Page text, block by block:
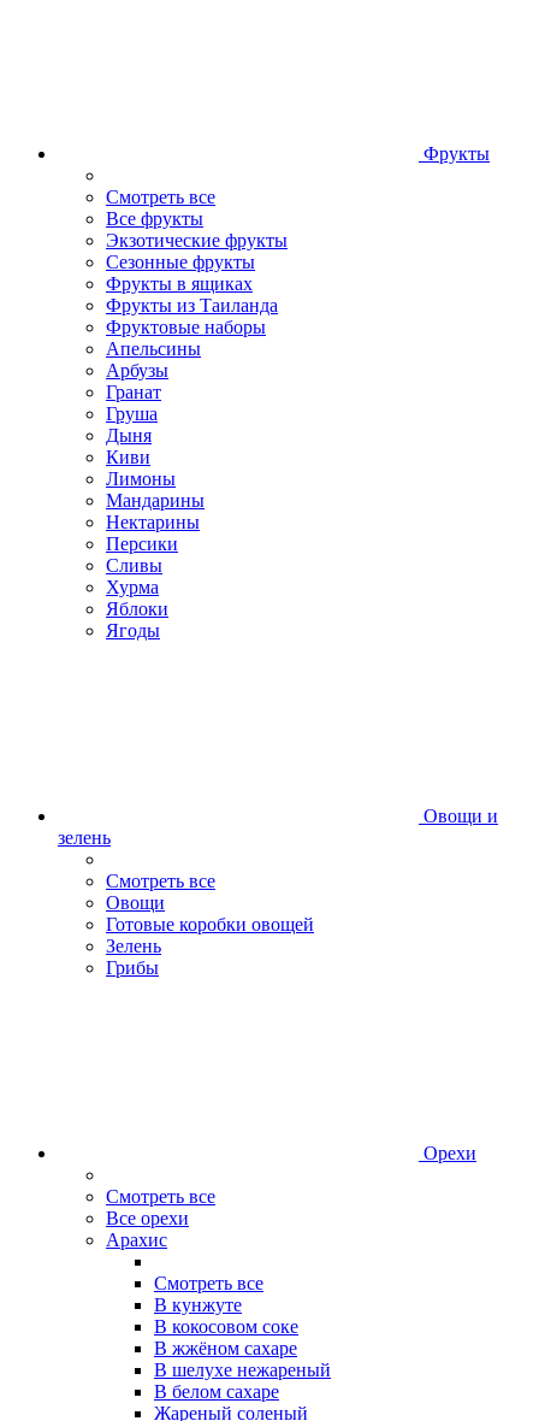
Фрукты
Смотреть все
Все фрукты
Экзотические фрукты
Сезонные фрукты
Фрукты в ящиках
Фрукты из Таиланда
Фруктовые наборы
Апельсины
Арбузы
Гранат
Груша
Дыня
Киви
Лимоны
Мандарины
Нектарины
Персики
Сливы
Хурма
Яблоки
Ягоды
Овощи и
зелень
Смотреть все
Овощи
Готовые коробки овощей
Зелень
Грибы
Орехи
Смотреть все
Все орехи
Арахис
Смотреть все
В кунжуте
В кокосовом соке
В жжёном сахаре
В шелухе нежареный
В белом сахаре
Жареный соленый